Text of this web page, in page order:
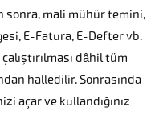
sonra, mali mühür temini,
E-Fatura, E-Defter vb.
dâhil tüm
halledilir. Sonrasında
açar ve kullandığınız